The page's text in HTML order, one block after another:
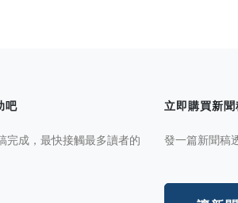
吧
完成，最快接觸最多讀者的
立即購買新
發一篇新聞稿